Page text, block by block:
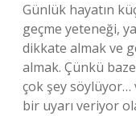
Günlük hayatın
geçme yeteneği,
dikkate almak ve
almak. Çünkü
çok şey söylüyor…
bir uyarı veriyor